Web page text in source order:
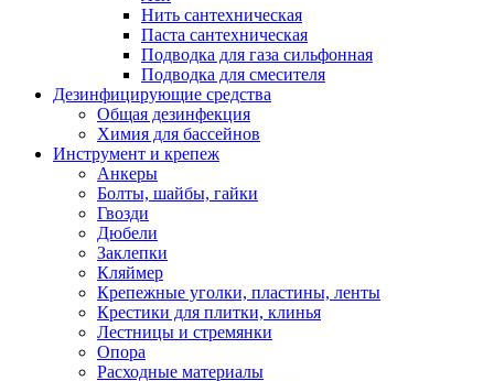
Нить сантехническая
Паста сантехническая
Подводка для газа сильфонная
Подводка для смесителя
Дезинфицирующие средства
Общая дезинфекция
Химия для бассейнов
Инструмент и крепеж
Анкеры
Болты, шайбы, гайки
Гвозди
Дюбели
Заклепки
Кляймер
Крепежные уголки, пластины, ленты
Крестики для плитки, клинья
Лестницы и стремянки
Опора
Расходные материалы